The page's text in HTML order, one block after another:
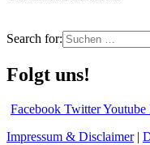
Search for:
Folgt uns!
Facebook TwitterYoutube
Impressum & Disclaimer|